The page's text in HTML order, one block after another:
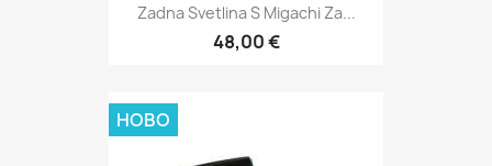
Zadna Svetlina S Migachi Za...
48,00 €
НОВО